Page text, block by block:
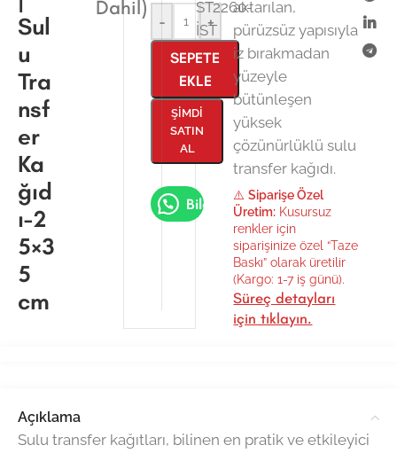
Sul
u
Tra
nsf
er
Ka
ğıd
ı-2
5×3
5
cm
Dahil)
- +
SEPETE
EKLE
ŞIMDI
SATIN
AL
Bilgi Al
ST2260-
İST
aktarılan,
pürüzsüz yapısıyla
iz bırakmadan
yüzeyle
bütünleşen
yüksek
çözünürlüklü sulu
transfer kağıdı.
⚠️Siparişe Özel
Üretim: Kusursuz
renkler için
siparişinize özel “Taze
Baskı” olarak üretilir
(Kargo: 1-7 iş günü).
Süreç detayları
için tıklayın.
Açıklama
Sulu transfer kağıtları, bilinen en pratik ve etkileyici